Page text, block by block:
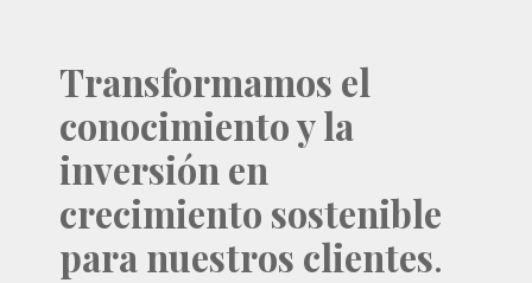
Transformamos el
conocimiento y la
inversión en
crecimiento sostenible
para nuestros clientes.